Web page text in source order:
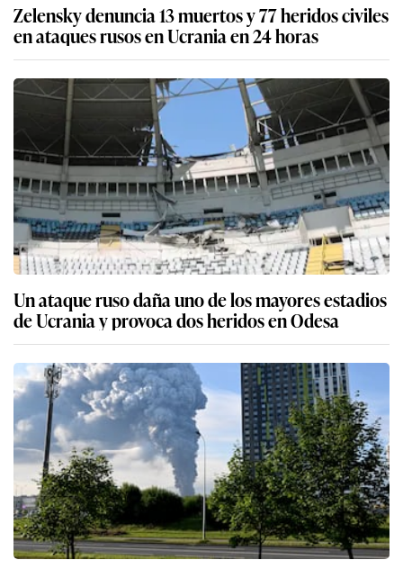
Zelensky denuncia 13 muertos y 77 heridos civiles
en ataques rusos en Ucrania en 24 horas
Un ataque ruso daña uno de los mayores estadios
de Ucrania y provoca dos heridos en Odesa